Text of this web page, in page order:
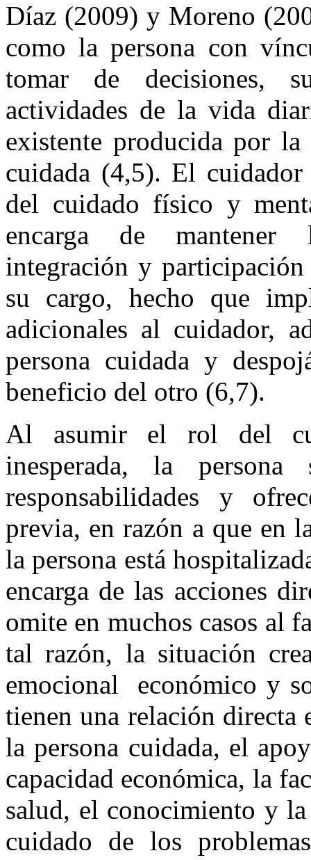
Díaz (2009) y Moreno
como la persona con
tomar de decisiones,
actividades de la vida
existente producida por
cuidada (4,5). El
del cuidado físico y
encarga de mantener
integración y
su cargo, hecho que
adicionales al cuidador,
persona cuidada y
beneficio del otro (6,7).
Al asumir el rol del
inesperada, la
responsabilidades y
previa, en razón a que en
la persona está
encarga de las acciones
omite en muchos casos al
tal razón, la situación
emocional económico y
tienen una relación directa
la persona cuidada, el
capacidad económica, la
salud, el conocimiento y
cuidado de los